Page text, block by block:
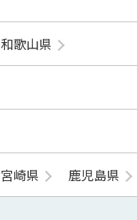
和歌山県
宮崎県 鹿児島県